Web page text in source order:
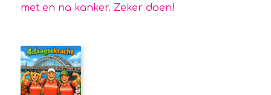
met en na kanker. Zeker doen!